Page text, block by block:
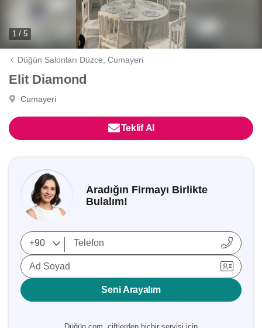
1 / 5
Düğün Salonları Düzce,Cumayeri
Elit Diamond
Cumayeri
Teklif Al
Aradığın Firmayı Birlikte
Bulalım!
Ad Soyad
Seni Arayalım